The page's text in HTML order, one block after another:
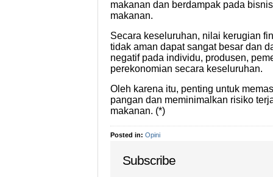
makanan dan berdampak pada
makanan.
Secara keseluruhan, nilai kerugian
tidak aman dapat sangat besar dan
negatif pada individu, produsen,
perekonomian secara keseluruhan.
Oleh karena itu, penting untuk
pangan dan meminimalkan risiko
makanan. (*)
Posted in: Opini
Subscribe